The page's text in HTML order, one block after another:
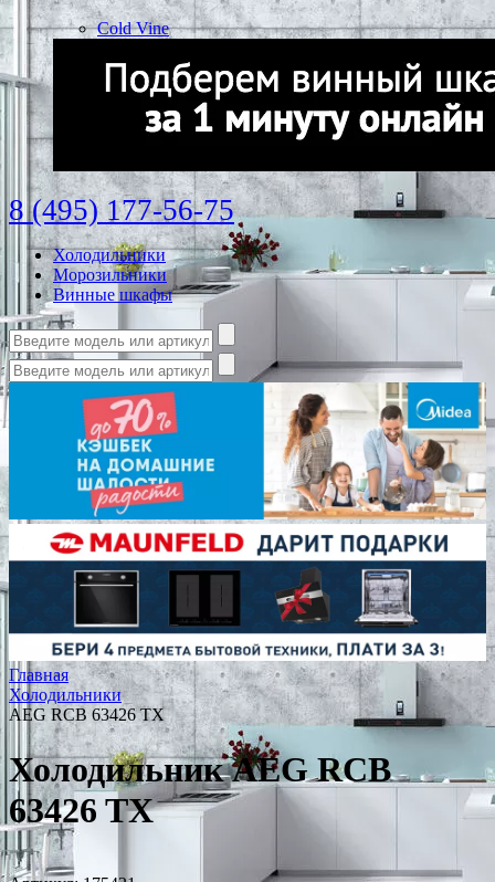
Cold Vine
8 (495) 177-56-75
Холодильники
Морозильники
Винные шкафы
Главная
Холодильники
AEG RCB 63426 TX
Холодильник AEG RCB
63426 TX